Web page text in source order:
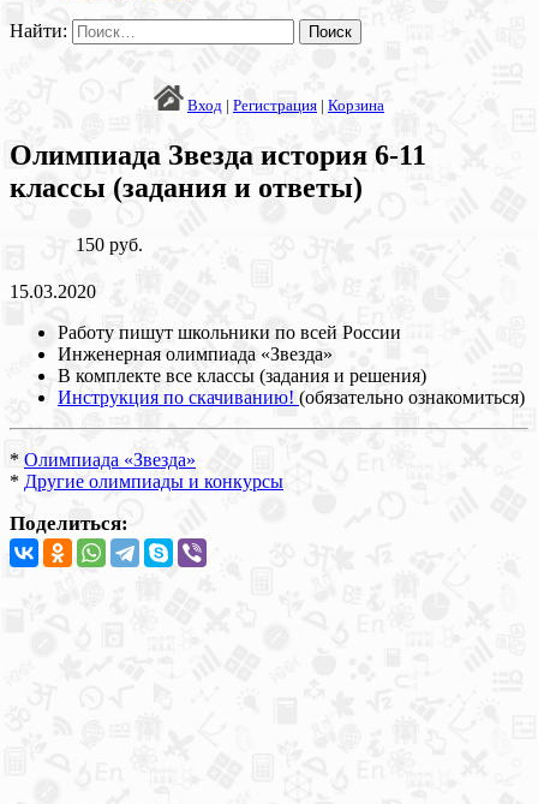
Найти:
Вход | Регистрация | Корзина
Олимпиада Звезда история 6-11
классы (задания и ответы)
150 руб.
15.03.2020
Работу пишут школьники по всей России
Инженерная олимпиада «Звезда»
В комплекте все классы (задания и решения)
Инструкция по скачиванию! (обязательно ознакомиться)
* Олимпиада «Звезда»
* Другие олимпиады и конкурсы
Поделиться: